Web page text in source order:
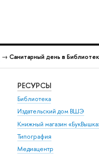
→ Санитарный день в
РЕСУРСЫ
Библиотека
Издательский дом ВШЭ
Книжный магазин
Типография
Медиацентр